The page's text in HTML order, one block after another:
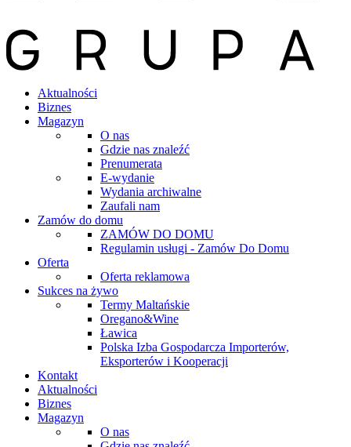
Aktualności
Biznes
Magazyn
O nas
Gdzie nas znaleźć
Prenumerata
E-wydanie
Wydania archiwalne
Zaufali nam
Zamów do domu
ZAMÓW DO DOMU
Regulamin usługi - Zamów Do Domu
Oferta
Oferta reklamowa
Sukces na żywo
Termy Maltańskie
Oregano&Wine
Ławica
Polska Izba Gospodarcza Importerów,
Eksporterów i Kooperacji
Kontakt
Aktualności
Biznes
Magazyn
O nas